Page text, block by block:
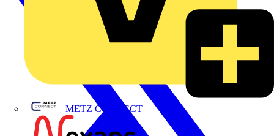
METZ CONNECT